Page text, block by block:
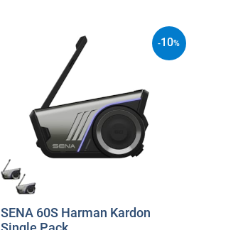
SENA 60S Harman Kardon
-10%